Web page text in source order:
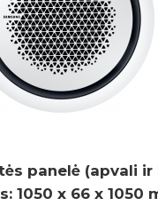
panelė (apvali ir
1050 x 66 x 1050